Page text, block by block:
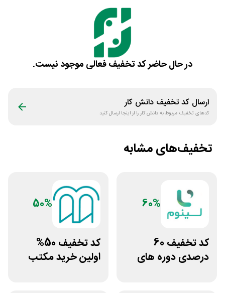
در حال حاضر کد تخفیف فعالی موجود نیست.
ارسال کد تخفیف دانش کار
کدهای تخفیف مربوط بهدانش کاررا از اینجا ارسال کنید
تخفیف‌های مشابه
60%
کد تخفیف 60
درصدی دوره های
50%
کد تخفیف 50%
اولین خرید مکتب